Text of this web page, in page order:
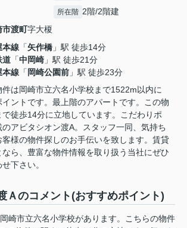
所在階 2階/2階建
市渡町字大榎
本線 「矢作橋 」駅 徒歩14分
道 「中岡崎 」駅 徒歩21分
本線 「 岡崎公園前 」駅 徒歩23分
件は岡崎市立六名小学校まで1522m以内に
ントです。最上階のアパートです。この物
徒歩14分に立地しています。こだわりポ
のアビタシオン渡A。スタッフ一同、気持ち
客様の物件探しのお手伝いを致します。賃貸
ら、豊富な物件情報を取り扱う当社にぜひ
下さい。
Ａのコメント(おすすめポイント)
崎市立六名小学校があります。こちらの物件